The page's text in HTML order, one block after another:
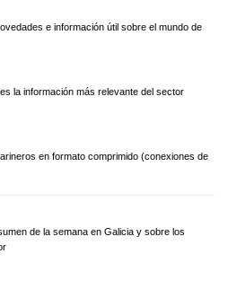
e información útil sobre el mundo de
la información más relevante del sector
en formato comprimido (conexiones de
de la semana en Galicia y sobre los